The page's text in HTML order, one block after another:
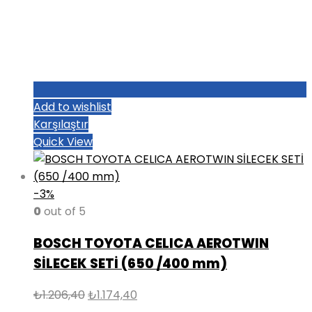
Add to wishlist
Karşılaştır
Quick View
-3%
0 out of 5
BOSCH TOYOTA CELICA AEROTWIN
SİLECEK SETİ (650 /400 mm)
₺1.206,40Orijinal
₺1.174,40